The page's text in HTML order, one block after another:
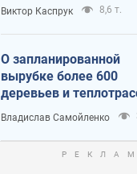
Виктор Каспрук 8,6 т.
О запланированной
вырубке более 600
деревьев и
что происходит на
Теремках в Киеве
Владислав Самойленко